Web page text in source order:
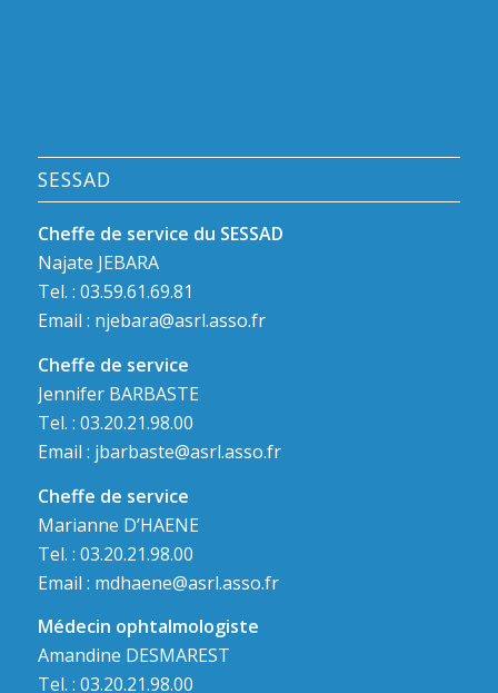
SESSAD
Cheffe de service du SESSAD
Najate JEBARA
Tel. : 03.59.61.69.81
Email : njebara@asrl.asso.fr
Cheffe de service
Jennifer BARBASTE
Tel. : 03.20.21.98.00
Email : jbarbaste@asrl.asso.fr
Cheffe de service
Marianne D’HAENE
Tel. : 03.20.21.98.00
Email : mdhaene@asrl.asso.fr
Médecin ophtalmologiste
Amandine DESMAREST
Tel. : 03.20.21.98.00